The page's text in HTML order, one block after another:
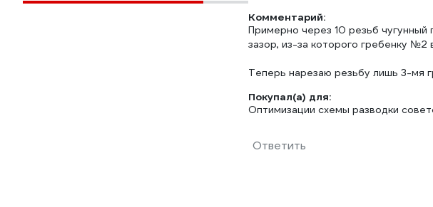
Комментарий:
Примерно через 10 резьб чугунный
зазор, из-за которого гребенку
Теперь нарезаю резьбу лишь 3-мя
Покупал(а) для:
Оптимизации схемы разводки
Ответить